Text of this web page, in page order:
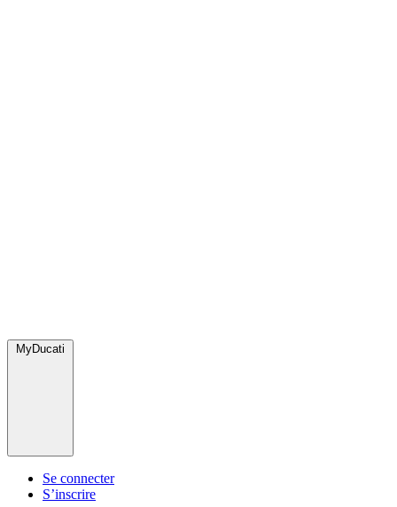
MyDucati
Se connecter
S’inscrire